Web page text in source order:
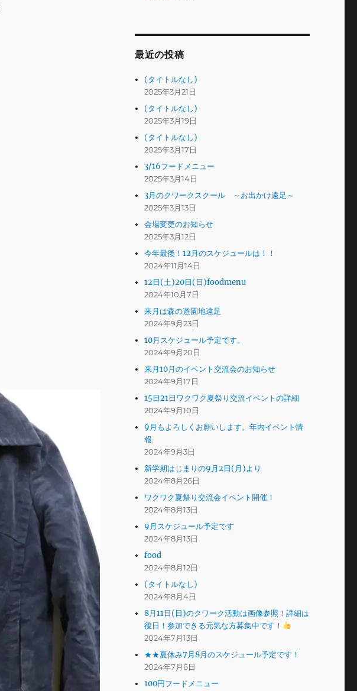
最近の投稿
(タイトルなし)
2025年3月21日
(タイトルなし)
2025年3月19日
(タイトルなし)
2025年3月17日
3/16フードメニュー
2025年3月14日
3月のクワークスクール ～お出かけ遠足～
2025年3月13日
会場変更のお知らせ
2025年3月12日
今年最後！12月のスケジュールは！！
2024年11月14日
12日(土)20日(日)foodmenu
2024年10月7日
来月は森の遊園地遠足
2024年9月23日
10月スケジュール予定です。
2024年9月20日
来月10月のイベント交流会のお知らせ
2024年9月17日
15日21日ワクワク夏祭り交流イベントの詳細
2024年9月10日
9月もよろしくお願いします。年内イベント情
報
2024年9月3日
新学期はじまりの9月2日(月)より
2024年8月26日
ワクワク夏祭り交流会イベント開催！
2024年8月13日
9月スケジュール予定です
2024年8月13日
food
2024年8月12日
(タイトルなし)
2024年8月4日
8月11日(日)のクワーク活動は画像参照！詳細は
後日！参加できる元気な方募集中です！
2024年7月13日
★★夏休み7月8月のスケジュール予定です！
2024年7月6日
100円フードメニュー